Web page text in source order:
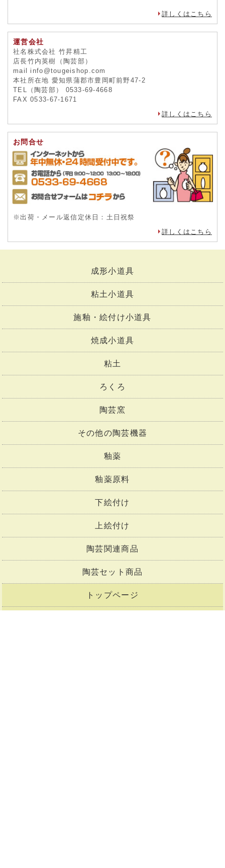
詳しくはこちら
運営会社
社名株式会社 竹昇精工
店長竹内英樹（陶芸部）
mail info@tougeishop.com
本社所在地 愛知県蒲郡市豊岡町前野47-2
TEL（陶芸部） 0533-69-4668
FAX 0533-67-1671
詳しくはこちら
お問合せ
※出荷・メール返信定休日：土日祝祭
詳しくはこちら
成形小道具
粘土小道具
施釉・絵付け小道具
焼成小道具
粘土
ろくろ
陶芸窯
その他の陶芸機器
釉薬
釉薬原料
下絵付け
上絵付け
陶芸関連商品
陶芸セット商品
トップページ